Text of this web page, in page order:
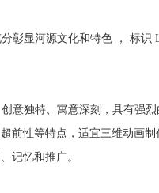
显河源文化和特色 ， 标识
独特、寓意深刻，具有强烈
前性等特点，适宜三维动画
记忆和推广。